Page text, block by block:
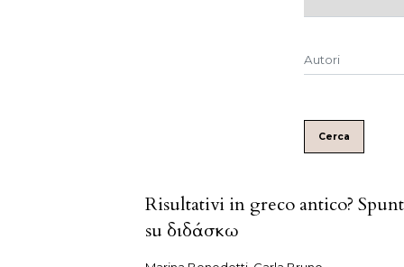
Cerca
Risultativi in greco antico?
su διδάσκω